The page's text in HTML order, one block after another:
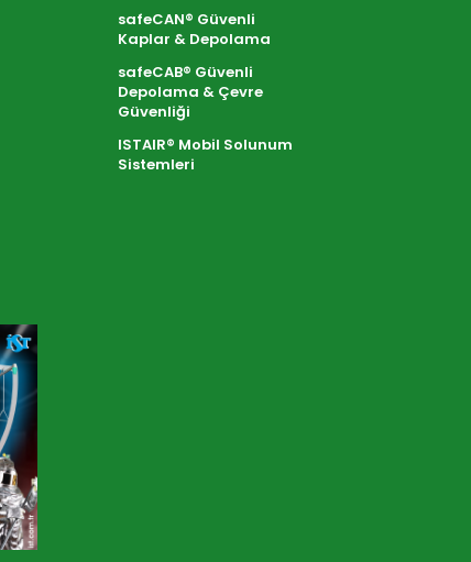
safeCAN® Güvenli
Kaplar & Depolama
safeCAB® Güvenli
Depolama & Çevre
Güvenliği
ISTAIR® Mobil Solunum
Sistemleri